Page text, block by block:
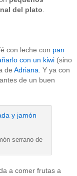
del plato
con leche con pan
con un kiwi (sino
de Adriana . Y ya con
de un buen
serrano de
a comer frutas a